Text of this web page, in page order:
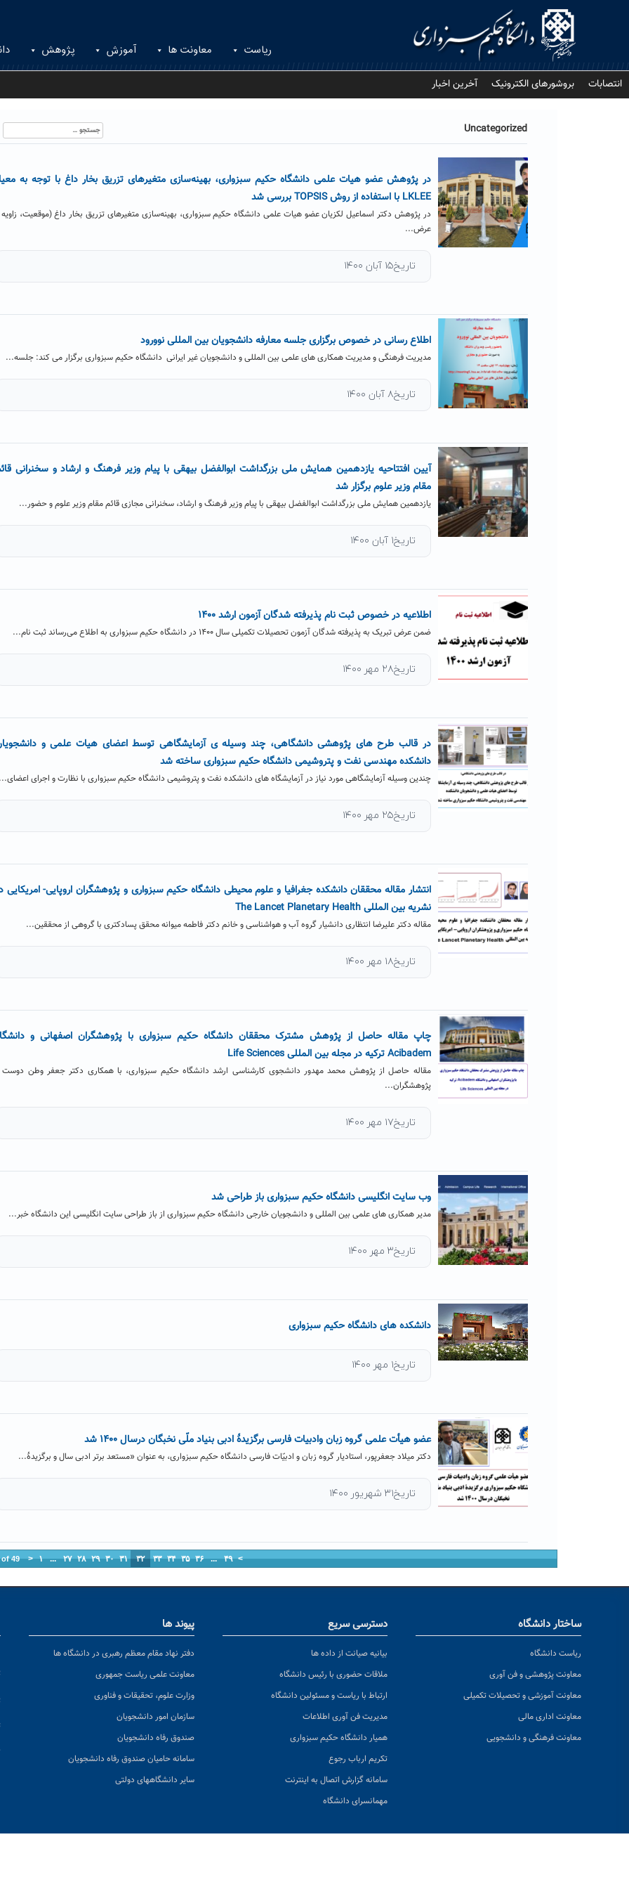
ریاست معاونت ها آموزش پژوهش
انتصابات بروشورهای الکترونیک آخرین اخبار
Uncategorized
جستجو
برای:
در پژوهش عضو هیات علمی دانشگاه حکیم سبزواری، بهینه‌سازی متغیرهای تزریق بخار داغ با توجه به
LKLEE با استفاده از روش TOPSIS بررسی شد
در پژوهش دکتر اسماعیل لکزیان عضو هیات علمی دانشگاه حکیم سبزواری، بهینه‌سازی متغیرهای تزریق بخار داغ (موقعیت،
عرض...
تاریخ۱۵ آبان ۱۴۰۰
اطلاع رسانی در خصوص برگزاری جلسه معارفه دانشجویان بین المللی نوورود
مدیریت فرهنگی و مدیریت همکاری های علمی بین المللی و دانشجویان غیر ایرانی دانشگاه حکیم سبزواری برگزار می کند: جلسه...
تاریخ۸ آبان ۱۴۰۰
آیین افتتاحیه یازدهمین همایش ملی بزرگداشت ابوالفضل بیهقی با پیام وزیر فرهنگ و ارشاد و سخنرانی
مقام وزیر علوم برگزار شد
یازدهمین همایش ملی بزرگداشت ابوالفضل بیهقی با پیام وزیر فرهنگ و ارشاد، سخنرانی مجازی قائم مقام وزیر علوم و حضور...
تاریخ۱ آبان ۱۴۰۰
اطلاعیه در خصوص ثبت نام پذیرفته شدگان آزمون ارشد ۱۴۰۰
ضمن عرض تبریک به پذیرفته شدگان آزمون تحصیلات تکمیلی سال ۱۴۰۰ در دانشگاه حکیم سبزواری به اطلاع می‌رساند ثبت نام...
تاریخ۲۸ مهر ۱۴۰۰
در قالب طرح های پژوهشی دانشگاهی، چند وسیله ی آزمایشگاهی توسط اعضای هیات علمی و
دانشکده مهندسی نفت و پتروشیمی دانشگاه حکیم سبزواری ساخته شد
چندین وسیله آزمایشگاهی مورد نیاز در آزمایشگاه های دانشکده نفت و پتروشیمی دانشگاه حکیم سبزواری با نظارت و اجرای
تاریخ۲۵ مهر ۱۴۰۰
انتشار مقاله محققان دانشکده جغرافیا و علوم محیطی دانشگاه حکیم سبزواری و پژوهشگران اروپایی- امریکایی
نشریه بین المللی The Lancet Planetary Health
مقاله دکتر علیرضا انتظاری دانشیار گروه آب و هواشناسی و خانم دکتر فاطمه میوانه محقق پسادکتری با گروهی از محققین...
تاریخ۱۸ مهر ۱۴۰۰
چاپ مقاله حاصل از پژوهش مشترک محققان دانشگاه حکیم سبزواری با پژوهشگران اصفهانی و
Acibadem ترکیه در مجله بین المللی Life Sciences
مقاله حاصل از پژوهش محمد مهدور دانشجوی کارشناسی ارشد دانشگاه حکیم سبزواری، با همکاری دکتر جعفر وطن
پژوهشگران...
تاریخ۱۷ مهر ۱۴۰۰
وب سایت انگلیسی دانشگاه حکیم سبزواری باز طراحی شد
مدیر همکاری های علمی بین المللی و دانشجویان خارجی دانشگاه حکیم سبزواری از باز طراحی سایت انگلیسی این دانشگاه خبر...
تاریخ۳ مهر ۱۴۰۰
دانشکده های دانشگاه حکیم سبزواری
تاریخ۱ مهر ۱۴۰۰
عضو هیأت علمی گروه زبان وادبیات فارسی برگزیدۀ ادبی بنیاد ملّی نخبگان درسال ۱۴۰۰ شد
دکتر میلاد جعفرپور، استادیار گروه زبان و ادبیّات فارسی دانشگاه حکیم سبزواری، به عنوان «مستعد برتر ادبی سال و برگزیدۀ...
تاریخ۳۱ شهریور ۱۴۰۰
of 49 < ۱ ... ۲۷ ۲۸ ۲۹ ۳۰ ۳۱ ۳۲ ۳۳ ۳۴ ۳۵ ۳۶ ... ۴۹ >
ساختار دانشگاه
ریاست دانشگاه
معاونت پژوهشی و فن آوری
معاونت آموزشی و تحصیلات تکمیلی
معاونت اداری مالی
معاونت فرهنگی و دانشجویی
دسترسی سریع
بیانیه صیانت از داده ها
ملاقات حضوری با رئیس دانشگاه
ارتباط با ریاست و مسئولین دانشگاه
مدیریت فن آوری اطلاعات
همیار دانشگاه حکیم سبزواری
تکریم ارباب رجوع
سامانه گزارش اتصال به اینترنت
مهمانسرای دانشگاه
پیوند ها
دفتر نهاد مقام معظم رهبری در دانشگاه ها
معاونت علمی ریاست جمهوری
وزارت علوم، تحقیقات و فناوری
سازمان امور دانشجویان
صندوق رفاه دانشجویان
سامانه حامیان صندوق رفاه دانشجویان
سایر دانشگاههای دولتی